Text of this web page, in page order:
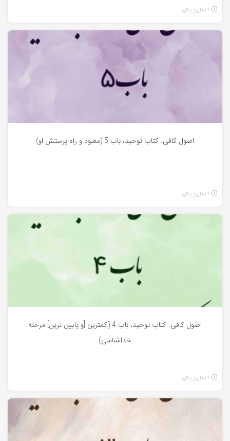
1 سال پیش
اصول کافی: کتاب توحید، باب 5 (معبود و راه پرستش او)
1 سال پیش
اصول کافی: کتاب توحید، باب 4 (کمترین [و پایین ترین] مرحله
خداشناسی)
1 سال پیش